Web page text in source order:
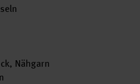
Nähgarn